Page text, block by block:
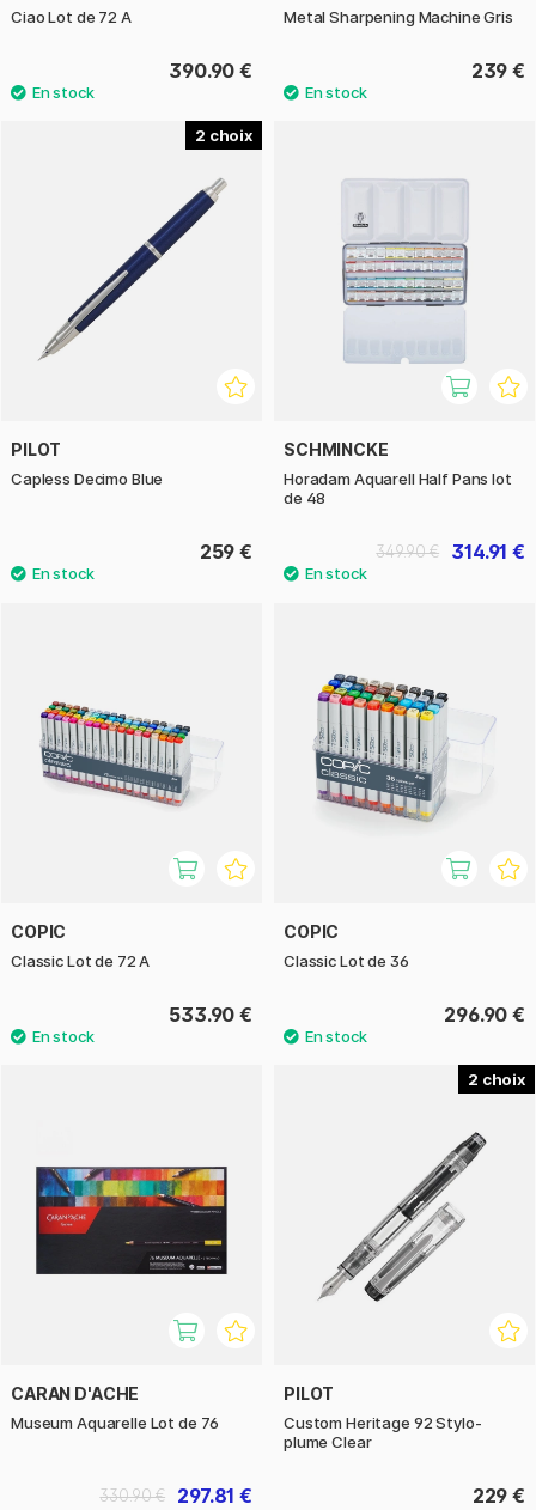
Ciao Lot de 72 A
390.90 €
Metal Sharpening Machine Gris
239 €
2
PILOT
Capless Decimo Blue
259 €
SCHMINCKE
Horadam Aquarell Half Pans lot
de 48
314.91 €
349.90 €
COPIC
Classic Lot de 72 A
533.90 €
COPIC
Classic Lot de 36
296.90 €
CARAN D'ACHE
Museum Aquarelle Lot de 76
297.81 €
330.90 €
2
PILOT
Custom Heritage 92 Stylo-
plume Clear
229 €